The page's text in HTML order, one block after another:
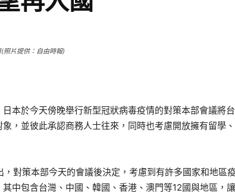
照片提供：自由時報)
日本於今天傍晚舉行新型冠狀病毒疫情的對策本部會議將
象，並彼此承認商務人士往來，同時也考慮開放擁有留學
對策本部今天的會議後決定，考慮到有許多國家和地區
中包含台灣、中國、韓國、香港、澳門等12國與地區，